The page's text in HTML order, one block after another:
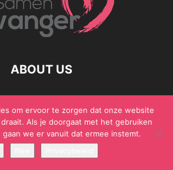
ABOUT US
Copyright - Gericht Media 2017 - 2021
om ervoor te zorgen dat onze website
Als je doorgaat met het gebruiken
we er vanuit dat ermee instemt.